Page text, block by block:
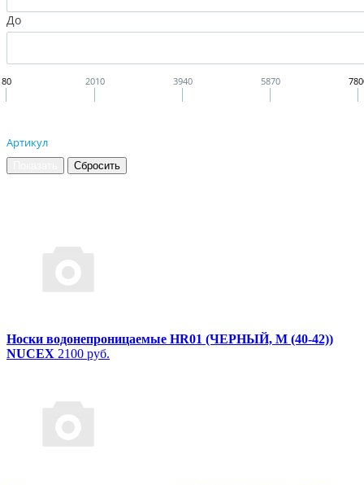
До
80 2010 3940 5870
Артикул
Носки водонепроницаемые HR01 (ЧЕРНЫЙ, M (40-42))
NUCEX 2100 руб.